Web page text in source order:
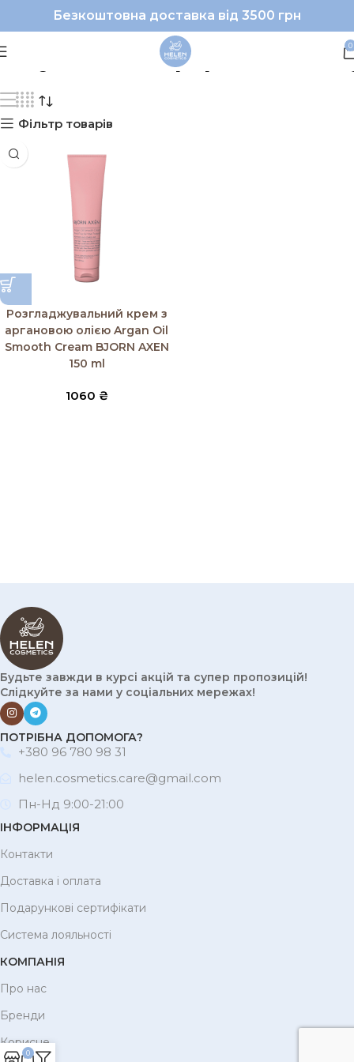
Безкоштовна доставка від 3500 грн
0
Фільтр товарів
Розгладжувальний крем з
аргановою олією Argan Oil
Smooth Cream BJORN AXEN
150 ml
1060 ₴
Будьте завжди в курсі акцій та супер пропозицій!
Слідкуйте за нами у соціальних мережах!
ПОТРІБНА ДОПОМОГА?
+380 96 780 98 31
helen.cosmetics.care@gmail.com
Пн-Нд 9:00-21:00
ІНФОРМАЦІЯ
Контакти
Доставка і оплата
Подарункові сертифікати
Система лояльності
КОМПАНІЯ
Про нас
Бренди
Корисне
0